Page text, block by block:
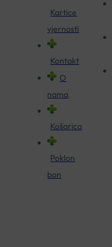
Kartice
vjernosti
Kontakt
O
nama
Košarica
Poklon
bon